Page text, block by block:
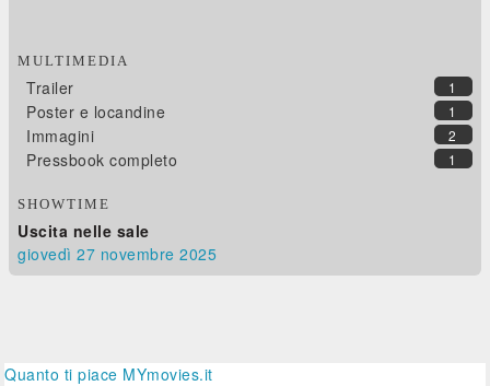
MULTIMEDIA
1
Trailer
1
Poster e locandine
2
Immagini
1
Pressbook completo
SHOWTIME
Uscita nelle sale
giovedì 27 novembre 2025
Quanto ti piace MYmovies.it